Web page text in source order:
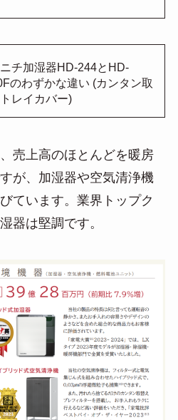
チ加湿器HD-244とHD-
のわずかな違い (カンタン取
レイカバー)
売上高のほとんどを暖房
が、加湿器や空気清浄機
ています。業界トップク
器は堅調です。